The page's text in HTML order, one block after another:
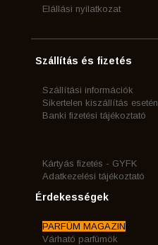
Elállási nyilatkozat
Szállítás és fizetés
Szállítási információk
Sikertelen kiszállítás esetén
Banki fizetési tájékoztató
Kártyás fizetés - GYFK
Adatkezelési tájékoztató
Érdekességek
PARFÜM MAGAZIN
Várható parfümök